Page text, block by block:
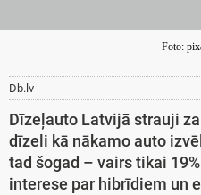
Foto:
Db.lv
Dīzeļauto Latvijā strauji
dīzeli kā nākamo auto
tad šogad – vairs tikai
interese par hibrīdiem un